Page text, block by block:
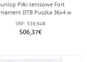
Piłki tenisowe Fort
DTB Puszka 36x4 w
kartonie
SRP: 539,64€
506,37€